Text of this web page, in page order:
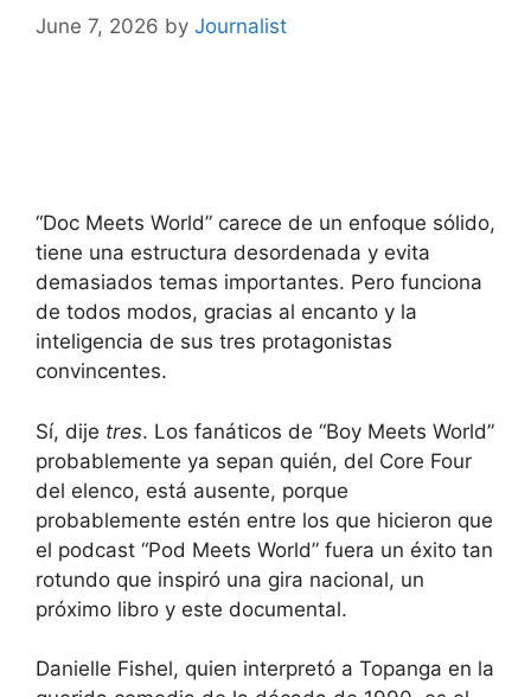
June 7, 2026 by Journalist
“Doc Meets World” carece de un enfoque sólido,
tiene una estructura desordenada y evita
demasiados temas importantes. Pero funciona
de todos modos, gracias al encanto y la
inteligencia de sus tres protagonistas
convincentes.
Sí, dije tres. Los fanáticos de “Boy Meets World”
probablemente ya sepan quién, del Core Four
del elenco, está ausente, porque
probablemente estén entre los que hicieron que
el podcast “Pod Meets World” fuera un éxito tan
rotundo que inspiró una gira nacional, un
próximo libro y este documental.
Danielle Fishel, quien interpretó a Topanga en la